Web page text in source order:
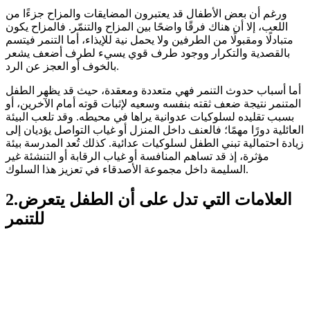
ورغم أن بعض الأطفال قد يعتبرون المضايقات والمزاح جزءًا من
اللعب، إلا أن هناك فرقًا واضحًا بين المزاح والتنمّر. فالمزاح يكون
متبادلًا ومقبولًا من الطرفين ولا يحمل نية للإيذاء، أما التنمر فيتسم
بالقصدية والتكرار ووجود طرف قوي يسيء لطرف أضعف يشعر
بالخوف أو العجز عن الرد.
أما أسباب حدوث التنمر فهي متعددة ومعقدة، حيث قد يظهر الطفل
المتنمر نتيجة ضعف ثقته بنفسه وسعيه لإثبات قوته أمام الآخرين، أو
بسبب تقليده لسلوكيات عدوانية يراها في محيطه. وقد تلعب البيئة
العائلية دورًا مهمًا؛ فالعنف داخل المنزل أو غياب التواصل يؤديان إلى
زيادة احتمالية تبني الطفل لسلوكيات عدائية. كذلك تُعد المدرسة بيئة
مؤثرة، إذ قد تساهم المنافسة أو غياب الرقابة أو التنشئة غير
السليمة داخل مجموعة الأصدقاء في تعزيز هذا السلوك.
2.العلامات التي تدل على أن الطفل يتعرض
للتنمر